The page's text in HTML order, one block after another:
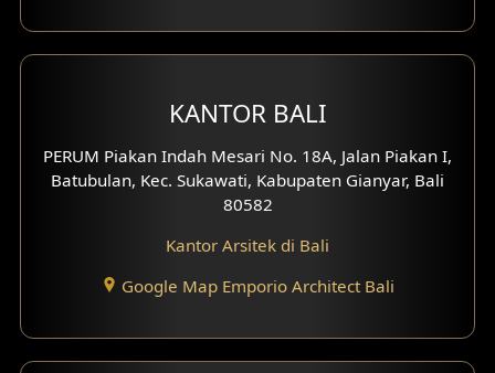
Desain Eksterior Perumahan
Desain Ruko
Desain Hotel
Desain Perumahan
KANTOR BALI
PERUM Piakan Indah Mesari No. 18A, Jalan Piakan I,
Batubulan, Kec. Sukawati, Kabupaten Gianyar, Bali
80582
Kantor Arsitek di Bali
Google Map Emporio Architect Bali